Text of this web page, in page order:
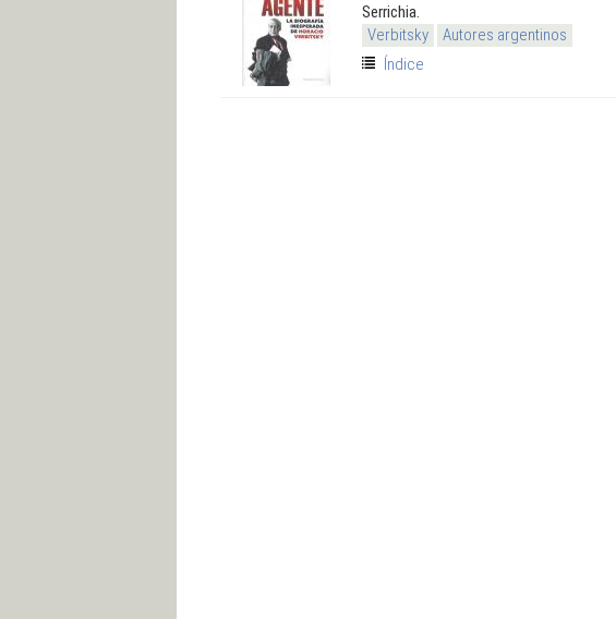
Serrichia.
Verbitsky
Autores argentinos
Índice